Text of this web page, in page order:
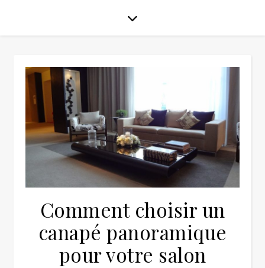
Comment choisir un
canapé panoramique
pour votre salon